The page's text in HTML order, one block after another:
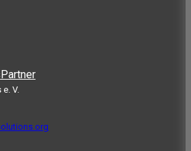
Partner
V.